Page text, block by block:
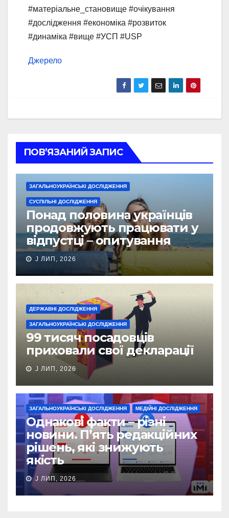
#матеріальне_становище #очікування
#дослідження #економіка #розвиток
#динаміка #вище #УСП #USP
Джерело
ПОВ’ЯЗАНИЙ ЗАПИС
ЗАГАЛЬНОУКРАЇНСЬКІ ДОСЛІДЖЕННЯ
СУСПІЛЬНІ ДОСЛІДЖЕННЯ
Понад половина українців
продовжують працювати у
відпустці – опитування
J ЛИП, 2026
ДЕРЖАВНІ ДОСЛІДЖЕННЯ
ЗАГАЛЬНОУКРАЇНСЬКІ ДОСЛІДЖЕННЯ
99 тисяч посадовців
приховали свої декларації
J ЛИП, 2026
ЗАГАЛЬНОУКРАЇНСЬКІ ДОСЛІДЖЕННЯ МЕДІЙНІ ДОСЛІДЖЕННЯ
Однакові факти – різні
новини. П’ять редакційних
рішень, які знижують
якість
J ЛИП, 2026